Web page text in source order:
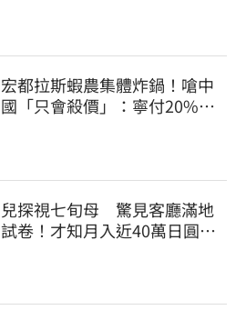
宏都拉斯蝦農集體炸鍋！嗆中
國「只會殺價」：寧付20%關
兒探視七旬母 驚見客廳滿地
試卷！才知月入近40萬日圓